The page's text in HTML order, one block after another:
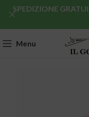
Menu
SPEDIZIONE